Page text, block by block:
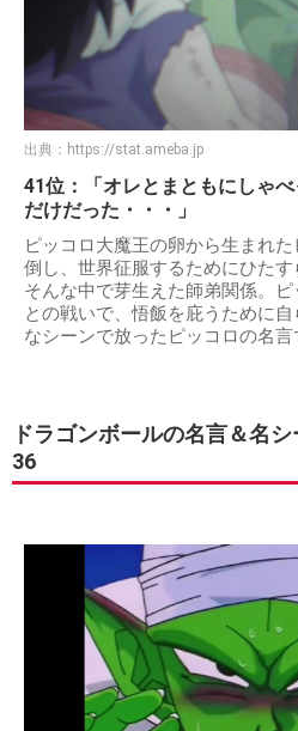
出典： https://stat.ameba.jp
41位：「オレとまともにしゃ
だけだった・・・」
ピッコロ大魔王の卵から生まれ
倒し、世界征服するためにひたす
そんな中で芽生えた師弟関係。
との戦いで、悟飯を庇うために
なシーンで放ったピッコロの名言
ドラゴンボールの名言＆名
36